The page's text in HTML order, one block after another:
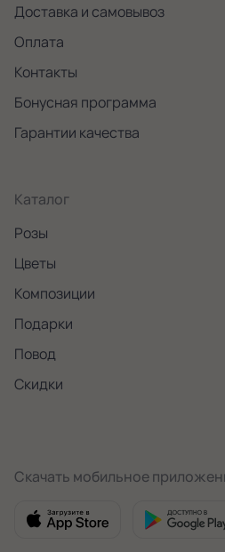
Доставка и самовывоз
Оплата
Контакты
Бонусная программа
Гарантии качества
Каталог
Розы
Цветы
Композиции
Подарки
Повод
Скидки
Скачать мобильное